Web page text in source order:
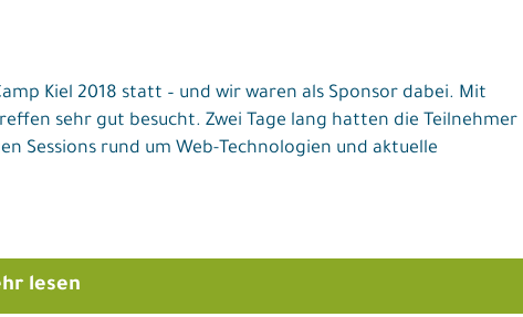
Kiel 2018 statt – und wir waren als Sponsor dabei. Mit
sehr gut besucht. Zwei Tage lang hatten die Teilnehmer
Sessions rund um Web-Technologien und aktuelle
lesen